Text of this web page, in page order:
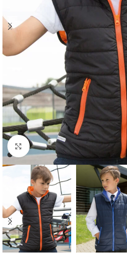
Zum Vergrößern klicken